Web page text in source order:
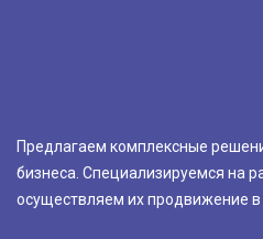
Предлагаем комплексные
бизнеса. Специализируемся на
осуществляем их продвижение в